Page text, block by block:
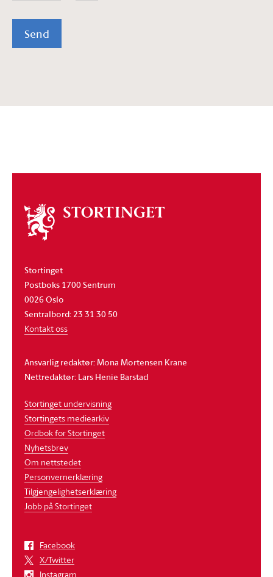
Send
Om
stortinget
Stortinget
Postboks 1700 Sentrum
0026 Oslo
Sentralbord: 23 31 30 50
Kontakt oss
Ansvarlig redaktør: Mona Mortensen Krane
Nettredaktør: Lars Henie Barstad
Stortinget undervisning
Stortingets mediearkiv
Ordbok for Stortinget
Nyhetsbrev
Om nettstedet
Personvernerklæring
Tilgjengelighetserklæring
Jobb på Stortinget
Facebook
X/Twitter
Instagram